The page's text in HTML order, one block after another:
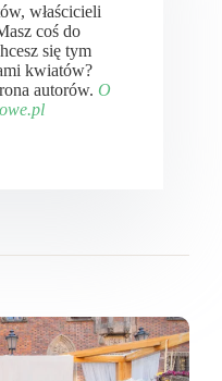
właścicieli
coś do
się tym
kwiatów?
autorów. O